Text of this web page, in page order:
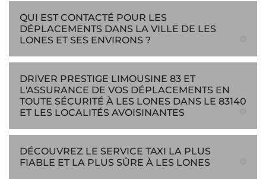
QUI EST CONTACTÉ POUR LES
DÉPLACEMENTS DANS LA VILLE DE LES
LONES ET SES ENVIRONS ?
DRIVER PRESTIGE LIMOUSINE 83 ET
L'ASSURANCE DE VOS DÉPLACEMENTS EN
TOUTE SÉCURITÉ À LES LONES DANS LE 83140
ET LES LOCALITÉS AVOISINANTES
DÉCOUVREZ LE SERVICE TAXI LA PLUS
FIABLE ET LA PLUS SÛRE À LES LONES